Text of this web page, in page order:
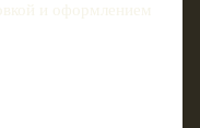
и оформлением